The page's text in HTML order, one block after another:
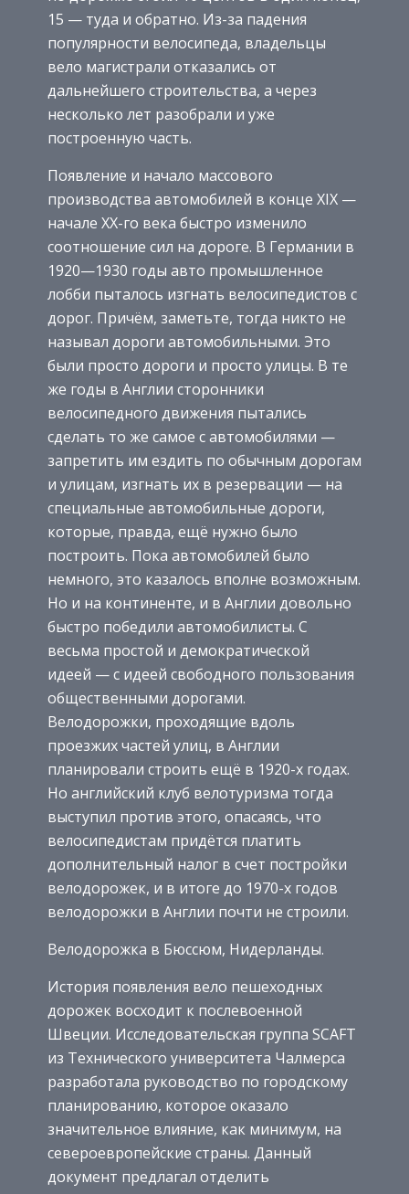
15 — туда и обратно. Из-за падения
популярности велосипеда, владельцы
вело магистрали отказались от
дальнейшего строительства, а через
несколько лет разобрали и уже
построенную часть.
Появление и начало массового
производства автомобилей в конце XIX —
начале XX-го века быстро изменило
соотношение сил на дороге. В Германии в
1920—1930 годы авто промышленное
лобби пыталось изгнать велосипедистов с
дорог. Причём, заметьте, тогда никто не
называл дороги автомобильными. Это
были просто дороги и просто улицы. В те
же годы в Англии сторонники
велосипедного движения пытались
сделать то же самое с автомобилями —
запретить им ездить по обычным дорогам
и улицам, изгнать их в резервации — на
специальные автомобильные дороги,
которые, правда, ещё нужно было
построить. Пока автомобилей было
немного, это казалось вполне возможным.
Но и на континенте, и в Англии довольно
быстро победили автомобилисты. С
весьма простой и демократической
идеей — с идеей свободного пользования
общественными дорогами.
Велодорожки, проходящие вдоль
проезжих частей улиц, в Англии
планировали строить ещё в 1920-х годах.
Но английский клуб велотуризма тогда
выступил против этого, опасаясь, что
велосипедистам придётся платить
дополнительный налог в счет постройки
велодорожек, и в итоге до 1970-х годов
велодорожки в Англии почти не строили.
Велодорожка в Бюссюм, Нидерланды.
История появления вело пешеходных
дорожек восходит к послевоенной
Швеции. Исследовательская группа SCAFT
из Технического университета Чалмерса
разработала руководство по городскому
планированию, которое оказало
значительное влияние, как минимум, на
североевропейские страны. Данный
документ предлагал отделить